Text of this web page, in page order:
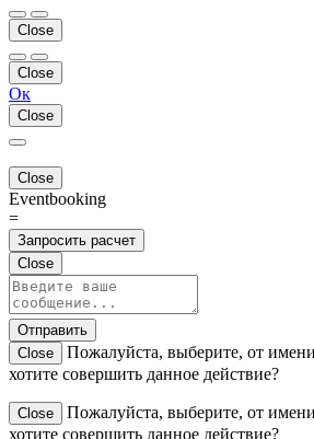
Close
Close
Ок
Close
Close
Eventbooking
=
Запросить расчет
Close
Отправить
Close
Пожалуйста, выберите, от
хотите совершить данное действие?
Close
Пожалуйста, выберите, от
хотите совершить данное действие?